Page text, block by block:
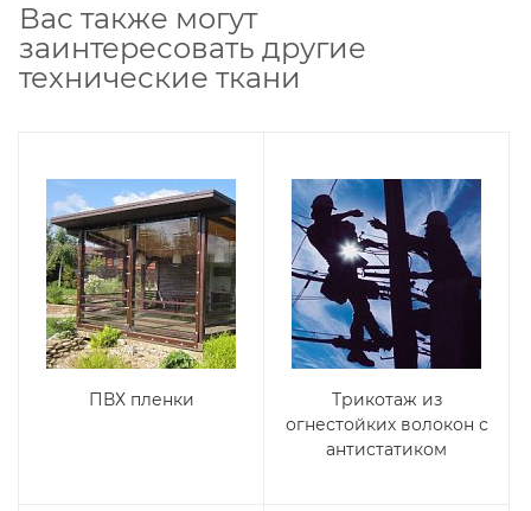
Вас также могут
заинтересовать другие
технические ткани
ПВХ пленки
Трикотаж из
огнестойких волокон с
антистатиком